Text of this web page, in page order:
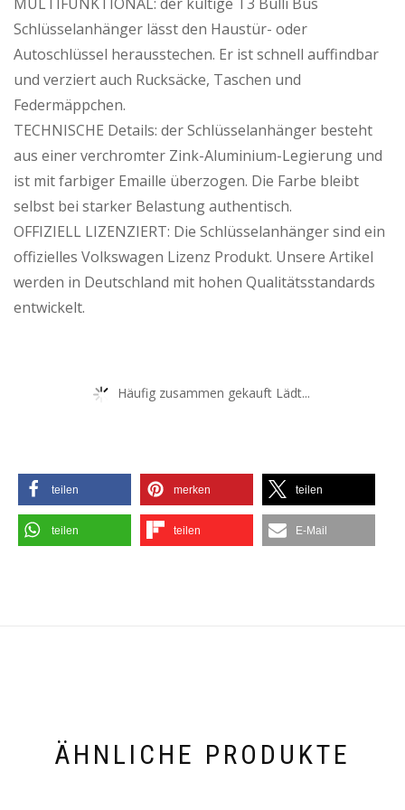
Schlüsselanhänger lässt den Haustür- oder
Autoschlüssel herausstechen. Er ist schnell auffindbar
und verziert auch Rucksäcke, Taschen und
Federmäppchen.
TECHNISCHE Details: der Schlüsselanhänger besteht
aus einer verchromter Zink-Aluminium-Legierung und
ist mit farbiger Emaille überzogen. Die Farbe bleibt
selbst bei starker Belastung authentisch.
OFFIZIELL LIZENZIERT: Die Schlüsselanhänger sind ein
offizielles Volkswagen Lizenz Produkt. Unsere Artikel
werden in Deutschland mit hohen Qualitätsstandards
entwickelt.
Häufig zusammen gekauft Lädt...
teilen merken teilen
teilen teilen E-Mail
ÄHNLICHE PRODUKTE